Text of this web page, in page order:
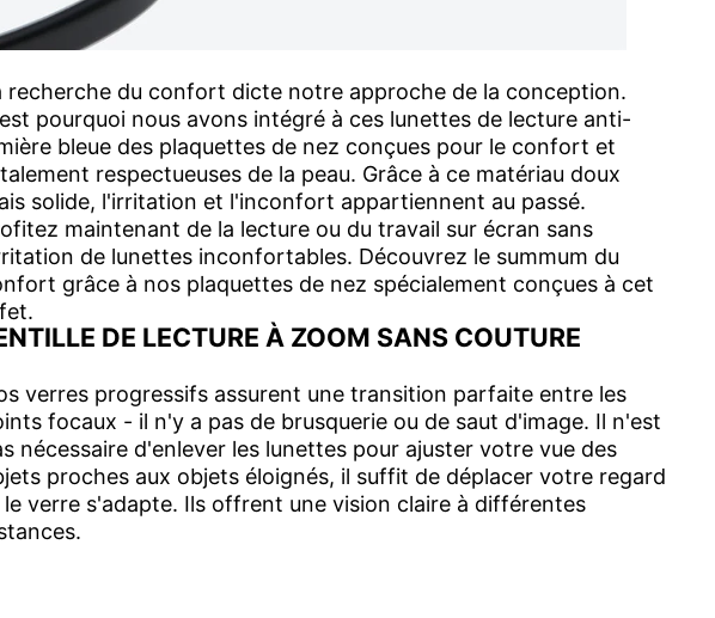
recherche du confort dicte notre approche de la conception.
pourquoi nous avons intégré à ces lunettes de lecture anti-
bleue des plaquettes de nez conçues pour le confort et
respectueuses de la peau. Grâce à ce matériau doux
solide, l'irritation et l'inconfort appartiennent au passé.
maintenant de la lecture ou du travail sur écran sans
de lunettes inconfortables. Découvrez le summum du
grâce à nos plaquettes de nez spécialement conçues à cet
DE LECTURE À ZOOM SANS COUTURE
verres progressifs assurent une transition parfaite entre les
focaux - il n'y a pas de brusquerie ou de saut d'image. Il n'est
nécessaire d'enlever les lunettes pour ajuster votre vue des
proches aux objets éloignés, il suffit de déplacer votre regard
le verre s'adapte. Ils offrent une vision claire à différentes